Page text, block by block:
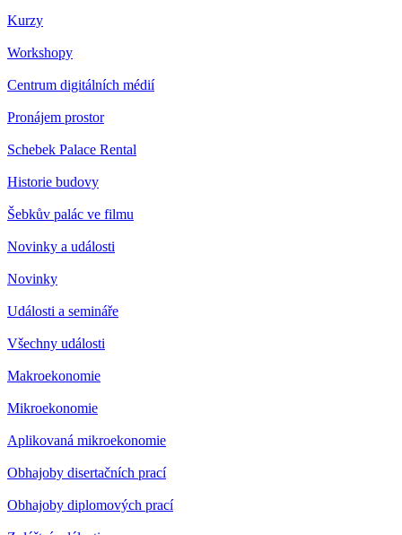
Kurzy
Workshopy
Centrum digitálních médií
Pronájem prostor
Schebek Palace Rental
Historie budovy
Šebkův palác ve filmu
Novinky a události
Novinky
Události a semináře
Všechny události
Makroekonomie
Mikroekonomie
Aplikovaná mikroekonomie
Obhajoby disertačních prací
Obhajoby diplomových prací